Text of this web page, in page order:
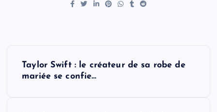
Taylor Swift : le créateur de sa robe de
mariée se confie…